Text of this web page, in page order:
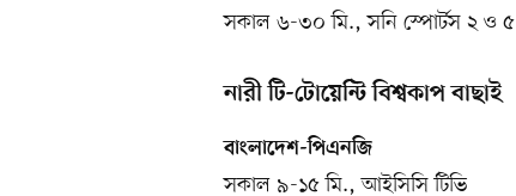
সকাল ৬-৩০ মি., সনি স্পোর্টস ২ ও ৫
নারী টি-টোয়েন্টি বিশ্বকাপ বাছাই
বাংলাদেশ-পিএনজি
সকাল ৯-১৫ মি., আইসিসি টিভি